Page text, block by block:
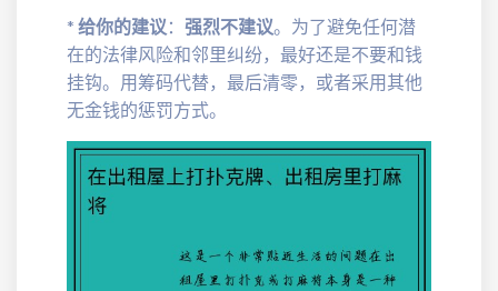
* 给你的建议 ： 强烈不建议。为了避免任何潜
在的法律风险和邻里纠纷，最好还是不要和钱
挂钩。用筹码代替，最后清零，或者采用其他
无金钱的惩罚方式。